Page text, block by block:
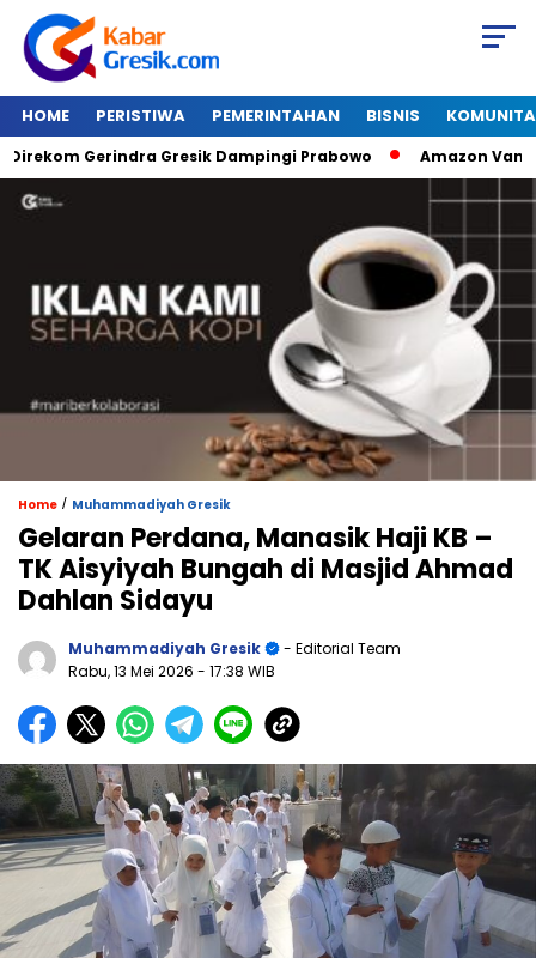
HOME PERISTIWA PEMERINTAHAN BISNIS
Gerindra Gresik Dampingi Prabowo Amazon Van
Home / Muhammadiyah Gresik
Gelaran Perdana, Manasik Haji KB –
TK Aisyiyah Bungah di Masjid Ahmad
Dahlan Sidayu
Muhammadiyah Gresik
- Editorial Team
Rabu, 13 Mei 2026 - 17:38 WIB